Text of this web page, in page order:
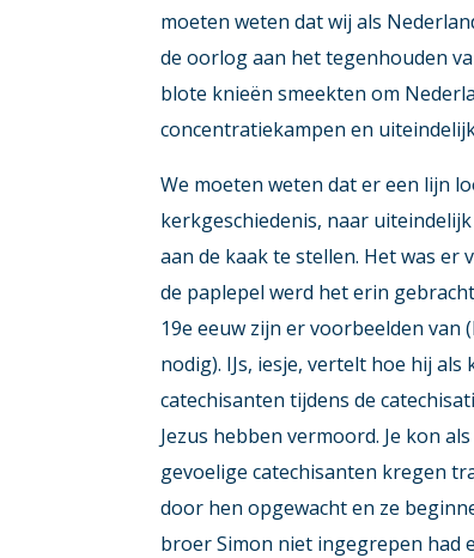
moeten weten dat wij als
de oorlog aan het tegenhouden
blote knieën smeekten om
concentratiekampen en
We moeten weten dat er een lijn
kerkgeschiedenis, naar
aan de kaak te stellen. Het was
de paplepel werd het erin
19e eeuw zijn er voorbeelden van
nodig). IJs, iesje, vertelt hoe hij
catechisanten tijdens de
Jezus hebben vermoord. Je kon
gevoelige catechisanten kregen
door hen opgewacht en ze
broer Simon niet ingegrepen had